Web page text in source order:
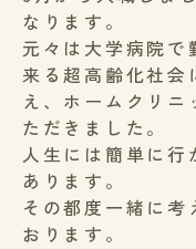
なります。
元々は大学病院で
来る超高齢化社会
え、ホームクリニ
ただきました。
人生には簡単に行
あります。
その都度一緒に考
おります。